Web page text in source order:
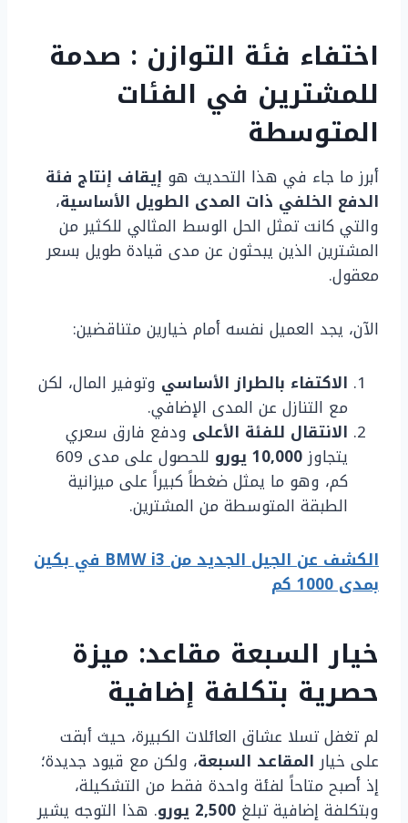
اختفاء فئة التوازن : صدمة
للمشترين في الفئات
المتوسطة
أبرز ما جاء في هذا التحديث هو إيقاف إنتاج فئة
الدفع الخلفي ذات المدى الطويل الأساسية،
والتي كانت تمثل الحل الوسط المثالي للكثير من
المشترين الذين يبحثون عن مدى قيادة طويل بسعر
معقول.
الآن، يجد العميل نفسه أمام خيارين متناقضين:
الاكتفاء بالطراز الأساسي وتوفير المال، لكن
مع التنازل عن المدى الإضافي.
الانتقال للفئة الأعلى ودفع فارق سعري
يتجاوز10,000 يورو
للحصول على مدى 609
كم، وهو ما يمثل ضغطاً كبيراً على ميزانية
الطبقة المتوسطة من المشترين.
الكشف عن الجيل الجديد من BMW i3 في بكين
بمدى 1000 كم
خيار السبعة مقاعد: ميزة
حصرية بتكلفة إضافية
لم تغفل تسلا عشاق العائلات الكبيرة، حيث أبقت
على خيار المقاعد السبعة، ولكن مع قيود جديدة؛
إذ أصبح متاحاً لفئة واحدة فقط من التشكيلة،
وبتكلفة إضافية تبلغ 2,500 يورو
. هذا التوجه يشير